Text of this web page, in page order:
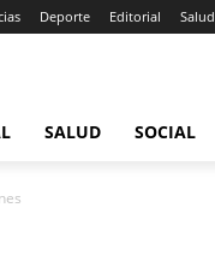
Deporte Editorial Salud
SALUD SOCIAL